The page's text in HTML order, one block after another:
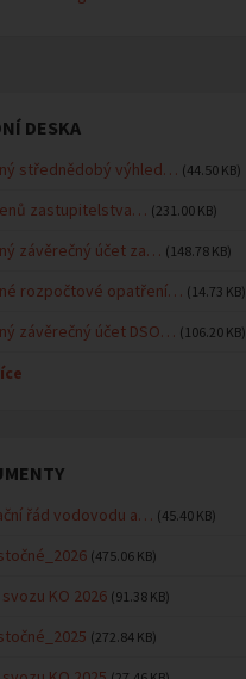
DESKA
střednědobý výhled… (44.50 KB)
zastupitelstva… (231.00 KB)
závěrečný účet za… (148.78 KB)
rozpočtové opatření… (14.73 KB)
závěrečný účet DSO… (106.20 KB)
řád vodovodu a… (45.40 KB)
(475.06 KB)
KO 2026 (91.38 KB)
(272.84 KB)